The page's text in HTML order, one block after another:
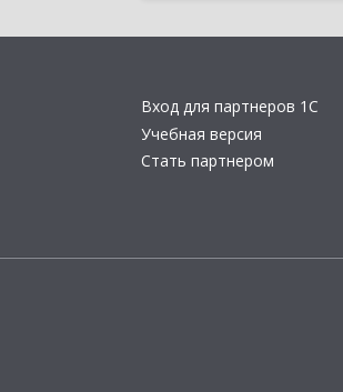
Вход для партнеров 1С
Учебная версия
Стать партнером